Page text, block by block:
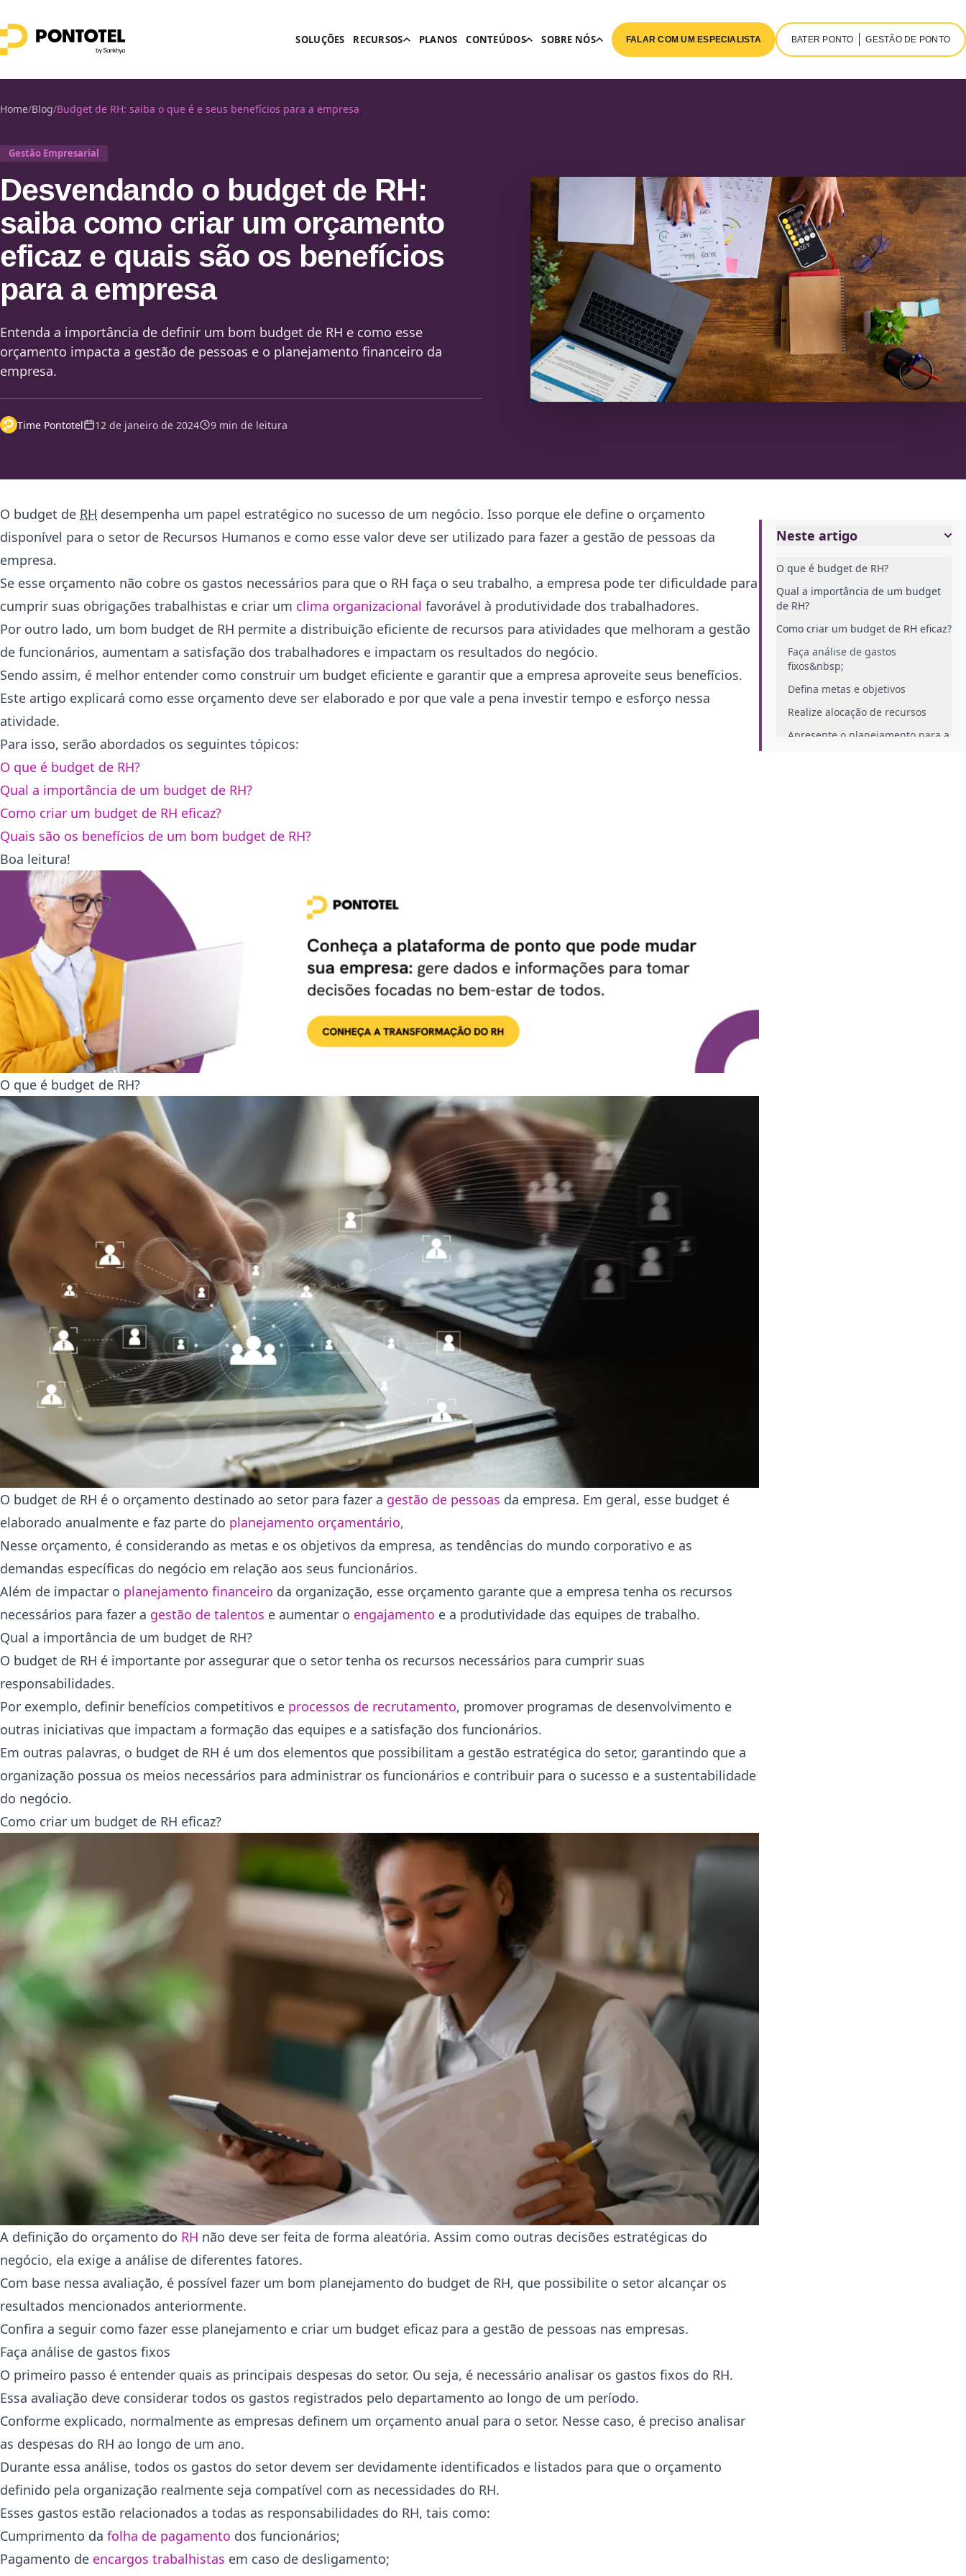
SOLUÇÕES RECURSOS PLANOS CONTEÚDOS SOBRE NÓS FALAR COM UM ESPECIALISTA BATER PONTO GESTÃO DE PONTO
Home/Blog/Budget de RH: saiba o que é e seus benefícios para a empresa
Gestão Empresarial
Desvendando o budget de RH:
saiba como criar um orçamento
eficaz e quais são os benefícios
para a empresa
Entenda a importância de definir um bom budget de RH e como esse
orçamento impacta a gestão de pessoas e o planejamento financeiro da
empresa.
Time Pontotel 12 de janeiro de 2024 9 min de leitura
Neste artigo
O que é budget de RH?
Qual a importância de um budget
de RH?
Como criar um budget de RH eficaz?
Faça análise de gastos
fixos&nbsp;
Defina metas e objetivos
Realize alocação de recursos
Apresente o planejamento para a
O budget de RH desempenha um papel estratégico no sucesso de um negócio. Isso porque ele define o orçamento
disponível para o setor de Recursos Humanos e como esse valor deve ser utilizado para fazer a gestão de pessoas da
empresa.
Se esse orçamento não cobre os gastos necessários para que o RH faça o seu trabalho, a empresa pode ter dificuldade para
cumprir suas obrigações trabalhistas e criar um clima organizacional favorável à produtividade dos trabalhadores.
Por outro lado, um bom budget de RH permite a distribuição eficiente de recursos para atividades que melhoram a gestão
de funcionários, aumentam a satisfação dos trabalhadores e impactam os resultados do negócio.
Sendo assim, é melhor entender como construir um budget eficiente e garantir que a empresa aproveite seus benefícios.
Este artigo explicará como esse orçamento deve ser elaborado e por que vale a pena investir tempo e esforço nessa
atividade.
Para isso, serão abordados os seguintes tópicos:
O que é budget de RH?
Qual a importância de um budget de RH?
Como criar um budget de RH eficaz?
Quais são os benefícios de um bom budget de RH?
Boa leitura!
O que é budget de RH?
O budget de RH é o orçamento destinado ao setor para fazer a gestão de pessoas da empresa. Em geral, esse budget é
elaborado anualmente e faz parte do planejamento orçamentário,
Nesse orçamento, é considerando as metas e os objetivos da empresa, as tendências do mundo corporativo e as
demandas específicas do negócio em relação aos seus funcionários.
Além de impactar o planejamento financeiro da organização, esse orçamento garante que a empresa tenha os recursos
necessários para fazer a gestão de talentos e aumentar o engajamento e a produtividade das equipes de trabalho.
Qual a importância de um budget de RH?
O budget de RH é importante por assegurar que o setor tenha os recursos necessários para cumprir suas
responsabilidades.
Por exemplo, definir benefícios competitivos e processos de recrutamento, promover programas de desenvolvimento e
outras iniciativas que impactam a formação das equipes e a satisfação dos funcionários.
Em outras palavras, o budget de RH é um dos elementos que possibilitam a gestão estratégica do setor, garantindo que a
organização possua os meios necessários para administrar os funcionários e contribuir para o sucesso e a sustentabilidade
do negócio.
Como criar um budget de RH eficaz?
A definição do orçamento do RH não deve ser feita de forma aleatória. Assim como outras decisões estratégicas do
negócio, ela exige a análise de diferentes fatores.
Com base nessa avaliação, é possível fazer um bom planejamento do budget de RH, que possibilite o setor alcançar os
resultados mencionados anteriormente.
Confira a seguir como fazer esse planejamento e criar um budget eficaz para a gestão de pessoas nas empresas.
Faça análise de gastos fixos
O primeiro passo é entender quais as principais despesas do setor. Ou seja, é necessário analisar os gastos fixos do RH.
Essa avaliação deve considerar todos os gastos registrados pelo departamento ao longo de um período.
Conforme explicado, normalmente as empresas definem um orçamento anual para o setor. Nesse caso, é preciso analisar
as despesas do RH ao longo de um ano.
Durante essa análise, todos os gastos do setor devem ser devidamente identificados e listados para que o orçamento
definido pela organização realmente seja compatível com as necessidades do RH.
Esses gastos estão relacionados a todas as responsabilidades do RH, tais como:
Cumprimento da folha de pagamento dos funcionários;
Pagamento de encargos trabalhistas em caso de desligamento;